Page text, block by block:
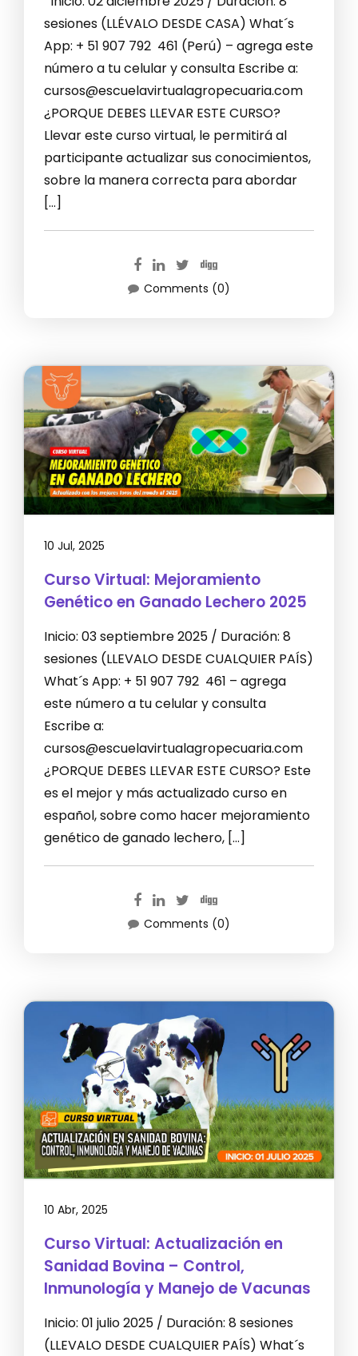
sesiones (LLÉVALO DESDE CASA) What´s
App: + 51 907 792 461 (Perú) – agrega este
número a tu celular y consulta Escribe a:
cursos@escuelavirtualagropecuaria.com
¿PORQUE DEBES LLEVAR ESTE CURSO?
Llevar este curso virtual, le permitirá al
participante actualizar sus conocimientos,
sobre la manera correcta para abordar
[…]
Comments (0)
10 Jul, 2025
Curso Virtual: Mejoramiento
Genético en Ganado Lechero 2025
Inicio: 03 septiembre 2025 / Duración: 8
sesiones (LLEVALO DESDE CUALQUIER PAÍS)
What´s App: + 51 907 792 461 – agrega
este número a tu celular y consulta
Escribe a:
cursos@escuelavirtualagropecuaria.com
¿PORQUE DEBES LLEVAR ESTE CURSO? Este
es el mejor y más actualizado curso en
español, sobre como hacer mejoramiento
genético de ganado lechero, […]
Comments (0)
10 Abr, 2025
Curso Virtual: Actualización en
Sanidad Bovina – Control,
Inmunología y Manejo de Vacunas
Inicio: 01 julio 2025 / Duración: 8 sesiones
(LLEVALO DESDE CUALQUIER PAÍS) What´s